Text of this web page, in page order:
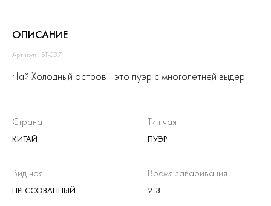
ОПИСАНИЕ
Артикул : ВТ-037
Чай Холодный остров - это пуэр с многолетней выдер
Страна
КИТАЙ
Тип чая
ПУЭР
Вид чая
ПРЕССОВАННЫЙ
Время заваривания
2-3